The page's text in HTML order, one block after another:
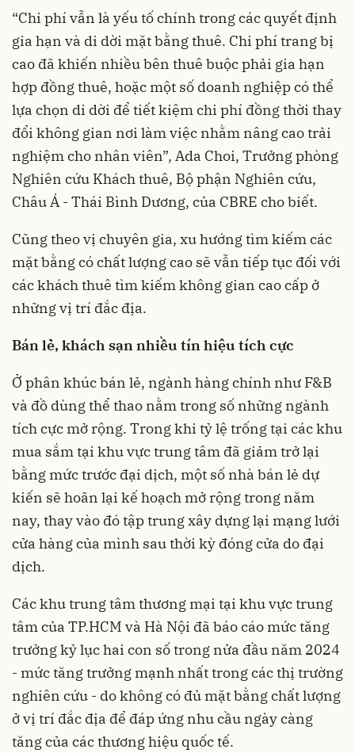
“Chi phí vẫn là yếu tố chính trong các quyết định
gia hạn và di dời mặt bằng thuê. Chi phí trang bị
cao đã khiến nhiều bên thuê buộc phải gia hạn
hợp đồng thuê, hoặc một số doanh nghiệp có thể
lựa chọn di dời để tiết kiệm chi phí đồng thời thay
đổi không gian nơi làm việc nhằm nâng cao trải
nghiệm cho nhân viên”, Ada Choi, Trưởng phòng
Nghiên cứu Khách thuê, Bộ phận Nghiên cứu,
Châu Á - Thái Bình Dương, của CBRE cho biết.
Cũng theo vị chuyên gia, xu hướng tìm kiếm các
mặt bằng có chất lượng cao sẽ vẫn tiếp tục đối với
các khách thuê tìm kiếm không gian cao cấp ở
những vị trí đắc địa.
Bán lẻ, khách sạn nhiều tín hiệu tích cực
Ở phân khúc bán lẻ, ngành hàng chính như F&B
và đồ dùng thể thao nằm trong số những ngành
tích cực mở rộng. Trong khi tỷ lệ trống tại các khu
mua sắm tại khu vực trung tâm đã giảm trở lại
bằng mức trước đại dịch, một số nhà bán lẻ dự
kiến ​​sẽ hoãn lại kế hoạch mở rộng trong năm
nay, thay vào đó tập trung xây dựng lại mạng lưới
cửa hàng của mình sau thời kỳ đóng cửa do đại
dịch.
Các khu trung tâm thương mại tại khu vực trung
tâm của TP.HCM và Hà Nội đã báo cáo mức tăng
trưởng kỷ lục hai con số trong nửa đầu năm 2024
- mức tăng trưởng mạnh nhất trong các thị trường
nghiên cứu - do không có đủ mặt bằng chất lượng
ở vị trí đắc địa để đáp ứng nhu cầu ngày càng
tăng của các thương hiệu quốc tế.